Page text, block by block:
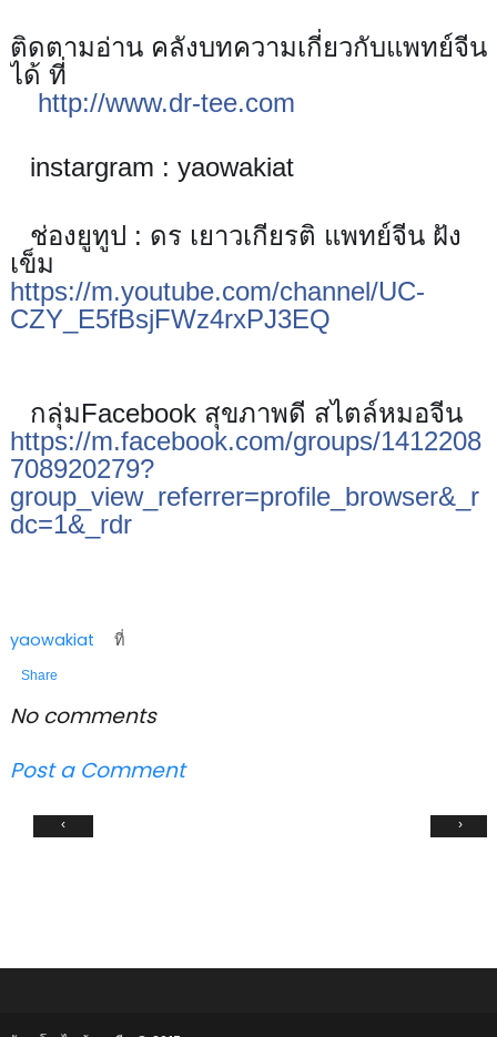
ติดตามอ่าน คลังบทความเกี่ยวกับแพทย์จีน
ได้ ที่
http://www.dr-tee.com
✅instargram : yaowakiat
✅ช่องยูทูป : ดร เยาวเกียรติ แพทย์จีน ฝัง
เข็ม
https://m.youtube.com/channel/UC-
CZY_E5fBsjFWz4rxPJ3EQ
✅กลุ่มFacebook สุขภาพดี สไตล์หมอจีน
https://m.facebook.com/groups/1412208
708920279?
group_view_referrer=profile_browser&_r
dc=1&_rdr
yaowakiat ที่
Share
No comments
Post a Comment
‹ ›